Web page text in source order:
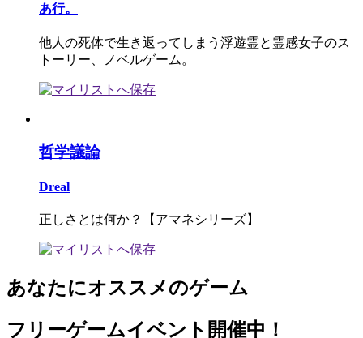
あ行。
他人の死体で生き返ってしまう浮遊霊と霊感女子のス
トーリー、ノベルゲーム。
哲学議論
Dreal
正しさとは何か？【アマネシリーズ】
あなたにオススメのゲーム
フリーゲームイベント開催中！